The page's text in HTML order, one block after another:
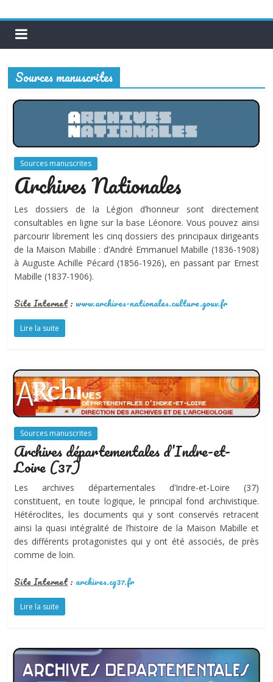
Sources manuscrites
Sources manuscrites
Archives Nationales
Les dossiers de la Légion d’honneur sont directement
consultables en ligne sur la base Léonore. Vous pouvez ainsi
parcourir librement les cinq dossiers des principaux dirigeants
de la Maison Mabille : d’André Emmanuel Mabille (1836-1908)
à Auguste Achille Pécard (1856-1926), en passant par Ernest
Mabille (1837-1906).
Site Internet : www.archives-nationales.culture.gouv.fr
Lire la suite
Sources manuscrites
Archives départementales d’Indre-et-
Loire (37)
Les archives départementales d’Indre-et-Loire (37)
constituent, en toute logique, le principal fond archivistique.
Hétéroclites, les documents qui y sont conservés retracent
ainsi la quasi intégralité de l’histoire de la Maison Mabille et
des différents protagonistes qui y ont été associés, de près
comme de loin.
Site Internet : archives.cg37.fr
Lire la suite